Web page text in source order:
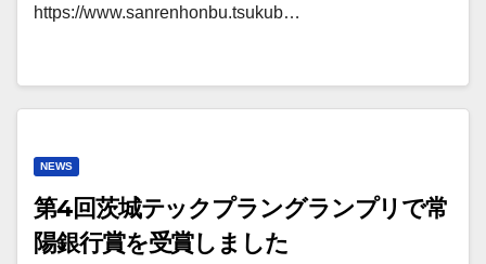
https://www.sanrenhonbu.tsukub…
NEWS
第4回茨城テックプラングランプリで常
陽銀行賞を受賞しました